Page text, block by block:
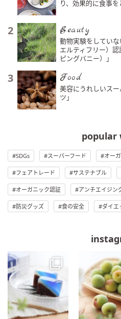
り、効果的に食事を
2 Beauty
動物実験をしてい
エルティフリー）
ピングバニー）」
3 Food
美容にうれしいス
ツ」
popular
SDGs スーパーフード オー
フェアトレード サステナブル
オーガニック認証 アンチエイジン
防災グッズ 食の安全 ダイエ